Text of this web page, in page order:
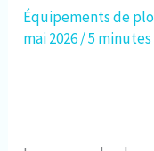
Équipements de
mai 2026/5